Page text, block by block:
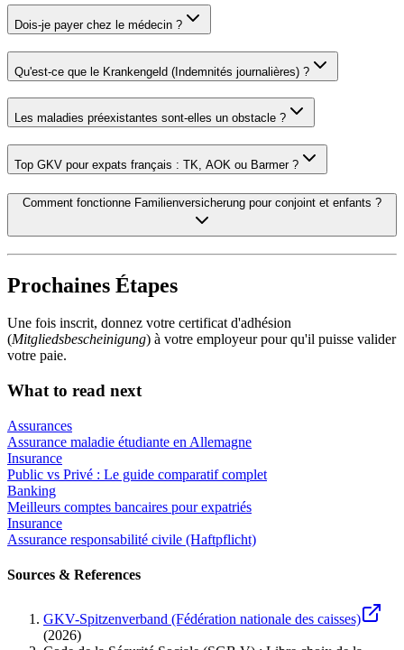
Dois-je payer chez le médecin ?
Qu'est-ce que le Krankengeld (Indemnités journalières) ?
Les maladies préexistantes sont-elles un obstacle ?
Top GKV pour expats français : TK, AOK ou Barmer ?
Comment fonctionne Familienversicherung pour conjoint et enfants ?
Prochaines Étapes
Une fois inscrit, donnez votre certificat d'adhésion
(Mitgliedsbescheinigung) à votre employeur pour qu'il puisse valider
votre paie.
What to read next
Assurances
Assurance maladie étudiante en Allemagne
Insurance
Public vs Privé : Le guide comparatif complet
Banking
Meilleurs comptes bancaires pour expatriés
Insurance
Assurance responsabilité civile (Haftpflicht)
Sources & References
GKV-Spitzenverband (Fédération nationale des caisses)
(2026)